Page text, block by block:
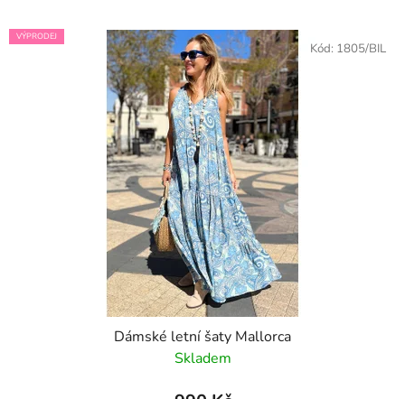
VÝPRODEJ
Dámské letní šaty Mallorca
Skladem
Kód: 1805/BIL